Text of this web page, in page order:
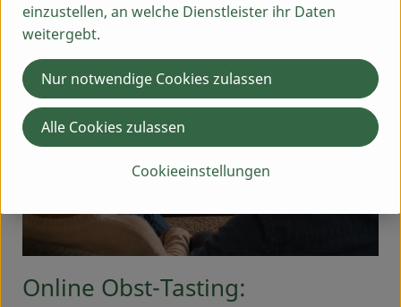
Weiterlesen →
Online Obst-Tasting:
einzustellen, an welche Dienstleister ihr Daten
weitergebt.
Cookieeinstellungen
Nur notwendige Cookies zulassen
Alle Cookies zulassen